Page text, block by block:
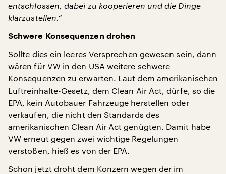
entschlossen, dabei zu kooperieren und die Dinge
klarzustellen.“
Schwere Konsequenzen drohen
Sollte dies ein leeres Versprechen gewesen sein, dann
wären für VW in den USA weitere schwere
Konsequenzen zu erwarten. Laut dem amerikanischen
Luftreinhalte-Gesetz, dem Clean Air Act, dürfe, so die
EPA, kein Autobauer Fahrzeuge herstellen oder
verkaufen, die nicht den Standards des
amerikanischen Clean Air Act genügten. Damit habe
VW erneut gegen zwei wichtige Regelungen
verstoßen, hieß es von der EPA.
Schon jetzt droht dem Konzern wegen der im